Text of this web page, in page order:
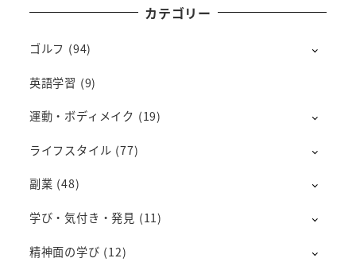
カテゴリー
ゴルフ (94)
英語学習 (9)
運動・ボディメイク (19)
ライフスタイル (77)
副業 (48)
学び・気付き・発見 (11)
精神面の学び (12)